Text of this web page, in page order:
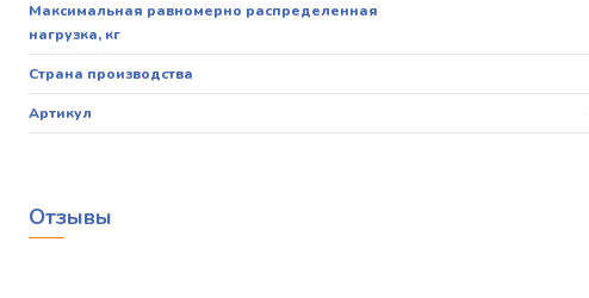
Максимальная равномерно распределенная
нагрузка, кг
Страна производства
Артикул
Отзывы